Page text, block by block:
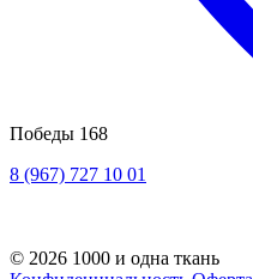
Победы 168
8 (967) 727 10 01
© 2026 1000 и одна ткань